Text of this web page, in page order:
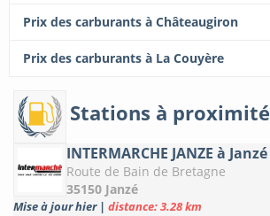
Prix des carburants à Châteaugiron
Prix des carburants à La Couyère
Stations à proximité
INTERMARCHE JANZE à Janzé
Route de Bain de Bretagne
35150 Janzé
Mise à jour hier | distance: 3.28 km